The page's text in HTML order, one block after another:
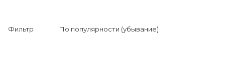
Фильтр По популярности (убывание)